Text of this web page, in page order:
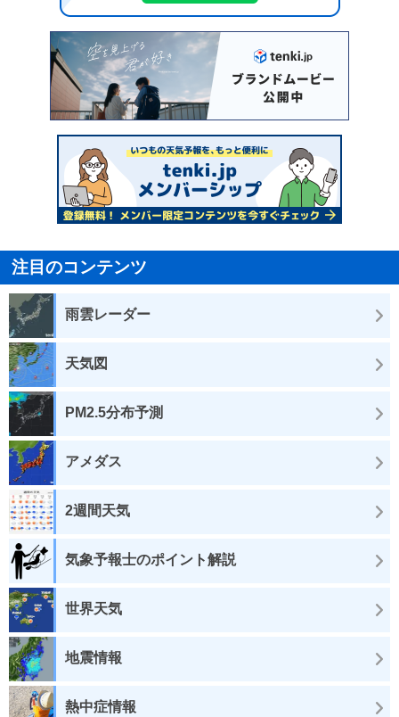
注目のコンテンツ
雨雲レーダー
天気図
PM2.5分布予測
アメダス
2週間天気
気象予報士のポイント解説
世界天気
地震情報
熱中症情報